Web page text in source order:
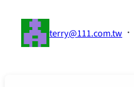
terry@111.com.tw ·